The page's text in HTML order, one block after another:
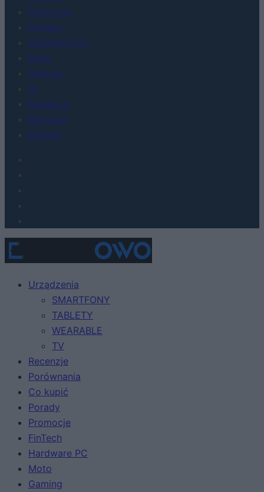
Promocje
FinTech
Hardware PC
Moto
Gaming
AI
Redakcja
Reklama
Kontakt
Urządzenia
SMARTFONY
TABLETY
WEARABLE
TV
Recenzje
Porównania
Co kupić
Porady
Promocje
FinTech
Hardware PC
Moto
Gaming